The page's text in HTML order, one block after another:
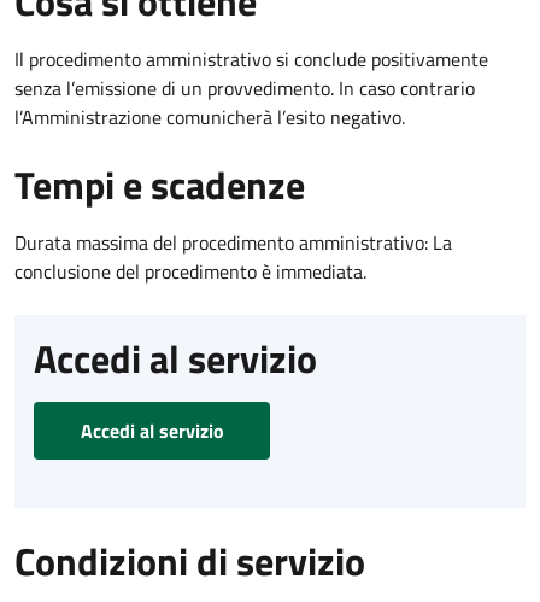
Il procedimento amministrativo si conclude positivamente
senza l’emissione di un provvedimento. In caso contrario
l’Amministrazione comunicherà l’esito negativo.
Tempi e scadenze
Durata massima del procedimento amministrativo: La
conclusione del procedimento è immediata.
Accedi al servizio
Accedi al servizio
Condizioni di servizio